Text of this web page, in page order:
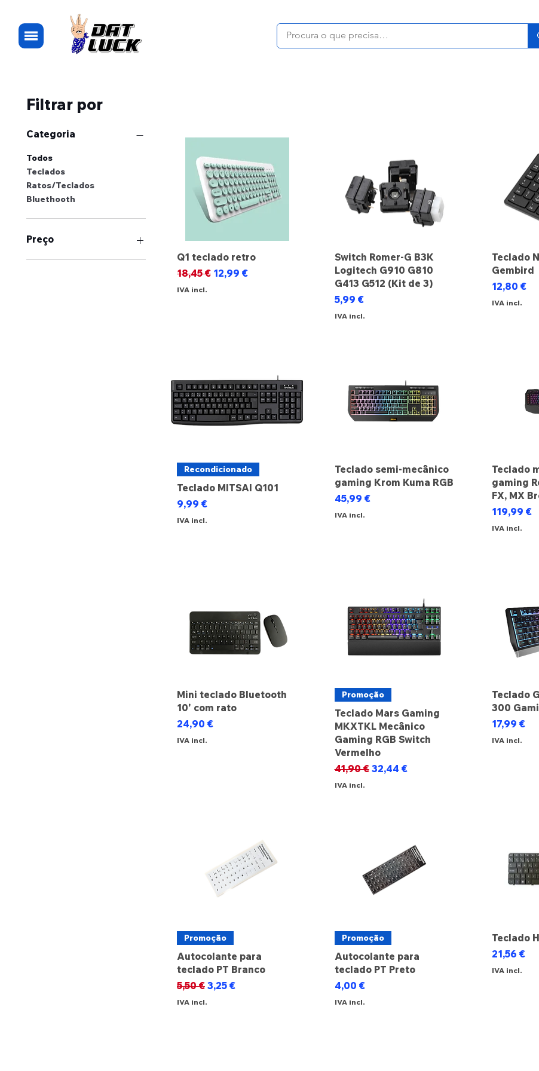
Filtrar por
Categoria
Todos
Teclados
Ratos/Teclados
Bluethooth
Preço
Q1 teclado retro
Preço normal
18,45 € Preço promocional
12,99 €
IVA incl.
Switch Romer-G B3K
Logitech G910 G810
G413 G512 (Kit de 3)
Preço
5,99 €
IVA incl.
Teclado
Gembird
Preço
12,80 €
IVA incl.
Recondicionado
Teclado MITSAI Q101
Preço
9,99 €
IVA incl.
Teclado semi-mecânico
gaming Krom Kuma RGB
Preço
45,99 €
IVA incl.
Teclado
gaming
FX, MX
Preço
119,99 €
IVA incl.
Mini teclado Bluetooth
10' com rato
Preço
24,90 €
IVA incl.
Promoção
Teclado Mars Gaming
MKXTKL Mecânico
Gaming RGB Switch
Vermelho
Preço normal
41,90 € Preço promocional
32,44 €
IVA incl.
Teclado
300
Preço
17,99 €
IVA incl.
Promoção
Autocolante para
teclado PT Branco
Preço normal
5,50 € Preço promocional
3,25 €
IVA incl.
Promoção
Autocolante para
teclado PT Preto
Preço
4,00 €
IVA incl.
Teclado
Preço
21,56 €
IVA incl.